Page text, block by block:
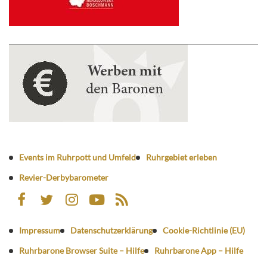
Events im Ruhrpott und Umfeld
Ruhrgebiet erleben
Revier-Derbybarometer
Impressum Datenschutzerklärung
Cookie-Richtlinie (EU)
Ruhrbarone Browser Suite – Hilfe
Ruhrbarone App – Hilfe